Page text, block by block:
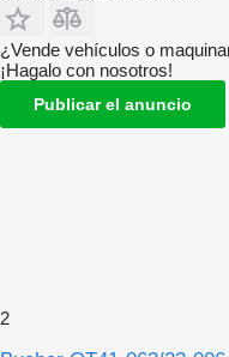
¿Vende vehículos o
¡Hagalo con nosotros!
Publicar el anuncio
2